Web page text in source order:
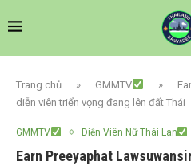
Trang chủ » GMMTV »
diễn viên triển vọng đang lên đất Thái
GMMTV Diễn Viên Nữ Thái Lan
Earn Preeyaphat